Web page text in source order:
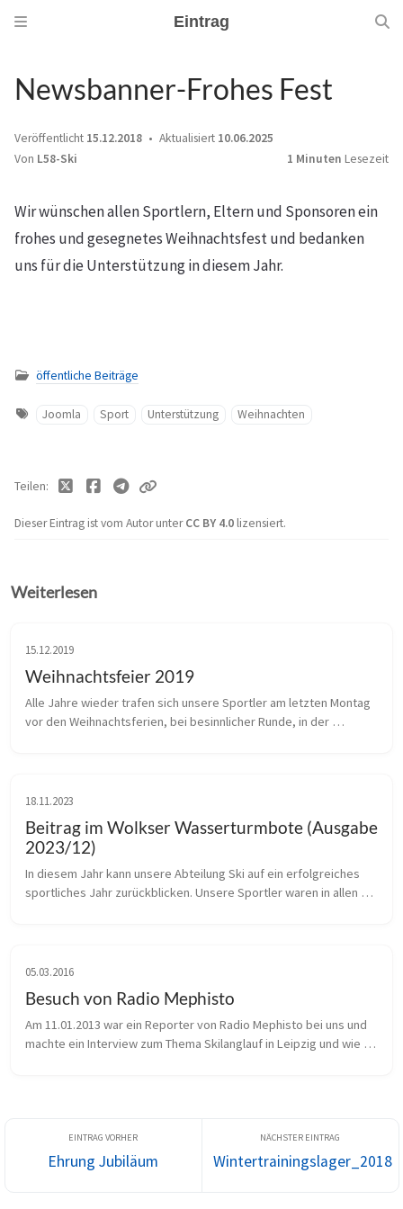
Eintrag
Newsbanner-Frohes Fest
Veröffentlicht 15.12.2018 Aktualisiert 10.06.2025
Von L58-Ski 1 Minuten Lesezeit
Wir wünschen allen Sportlern, Eltern und Sponsoren ein
frohes und gesegnetes Weihnachtsfest und bedanken
uns für die Unterstützung in diesem Jahr.
öffentliche Beiträge
Joomla Sport Unterstützung Weihnachten
Dieser Eintrag ist vom Autor unterCC BY 4.0lizensiert.
Teilen
Weiterlesen
15.12.2019
Weihnachtsfeier 2019
Alle Jahre wieder trafen sich unsere Sportler am letzten Montag
vor den Weihnachtsferien, bei besinnlicher Runde, in der
18.11.2023
Beitrag im Wolkser Wasserturmbote (Ausgabe
2023/12)
In diesem Jahr kann unsere Abteilung Ski auf ein erfolgreiches
sportliches Jahr zurückblicken. Unsere Sportler waren in allen
05.03.2016
Besuch von Radio Mephisto
Am 11.01.2013 war ein Reporter von Radio Mephisto bei uns und
machte ein Interview zum Thema Skilanglauf in Leipzig und wie
Ehrung Jubiläum Wintertrainingslager_2018